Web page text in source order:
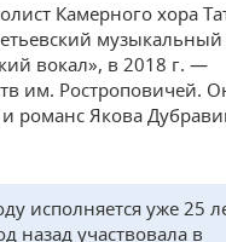
Камерного хора
вокал», в 2018 г. —
им. Ростроповичей.
романс Якова
исполняется уже 25
назад участвовала в